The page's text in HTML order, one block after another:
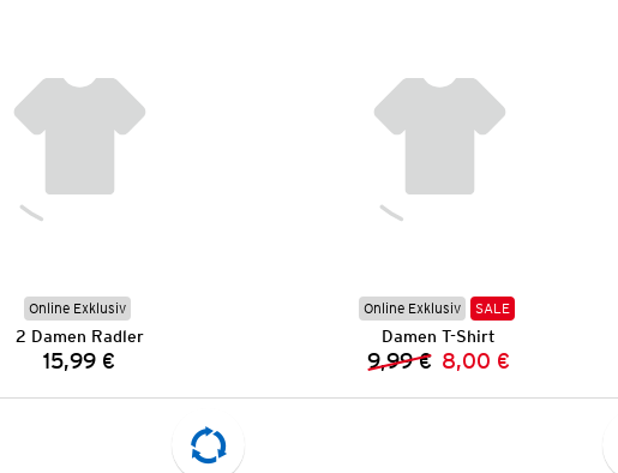
Online Exklusiv
2 Damen Radler
Preis:
15,99 €
Online Exklusiv SALE
Damen T-Shirt
Vorheriger Preis:
9,99 € Neuer Preis:
8,00 €